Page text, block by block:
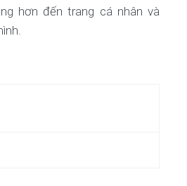
hơn đến trang cá nhân và